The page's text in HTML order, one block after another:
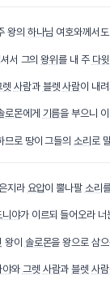
왕의 하나님 여호와께서
서 그의왕위를 내 주 다윗
렛 사람과 블렛 사람이 내
로몬에게 기름을 부으니
므로 땅이 그들의소리 로
지라요압이 뿔나팔 소리
니야가 이르되 들어오라
왕이 솔로몬을 왕으로 삼
야와 그렛 사람과블렛 사람